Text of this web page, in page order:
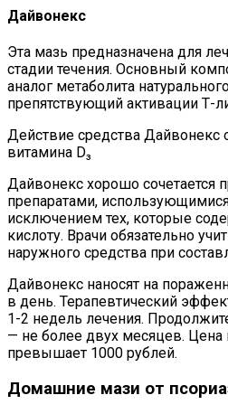
Дайвонекс
Эта мазь предназначена для
стадии течения. Основный
аналог метаболита
препятствующий активации Т-
Действие средства Дайвонекс
витамина D₃
Дайвонекс хорошо сочетается
препаратами,
исключением тех, которые
кислоту. Врачи обязательно
наружного средства при
Дайвонекс наносят на
в день. Терапевтический
1-2 недель лечения.
— не более двух месяцев. Цена
превышает 1000 рублей.
Домашние мази от